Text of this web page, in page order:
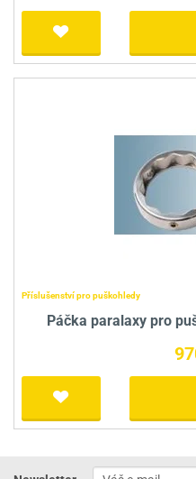
Příslušenství pro puškohledy
Páčka paralaxy pro